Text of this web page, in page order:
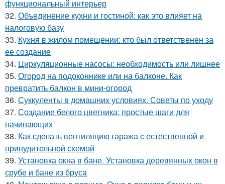
функциональный интерьер
32. Объединение кухни и гостиной: как это влияет на
налоговую базу
33. Кухня в жилом помещении: кто был ответственен за
ее создание
34. Циркуляционные насосы: необходимость или лишнее
35. Огород на подоконнике или на балконе. Как
превратить балкон в мини-огород
36. Суккуленты в домашних условиях. Советы по уходу
37. Создание белого цветника: простые шаги для
начинающих
38. Как сделать вентиляцию гаража с естественной и
принудительной схемой
39. Установка окна в бане. Установка деревянных окон в
срубе и бане из бруса